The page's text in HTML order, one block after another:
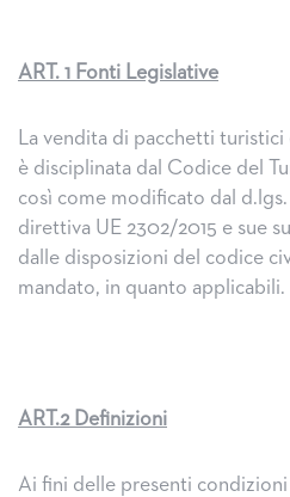
ART. 1 Fonti Legislative
La vendita di pacchetti
è disciplinata dal Codice del
così come modificato dal
direttiva UE 2302/2015 e sue
dalle disposizioni del codice
mandato, in quanto applicabili.
ART.2 Definizioni
Ai fini delle presenti condizioni